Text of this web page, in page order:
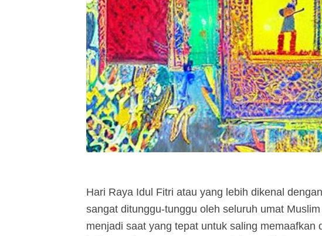
Hari Raya Idul Fitri atau yang lebih dikenal
sangat ditunggu-tunggu oleh seluruh umat
menjadi saat yang tepat untuk saling memaafkan